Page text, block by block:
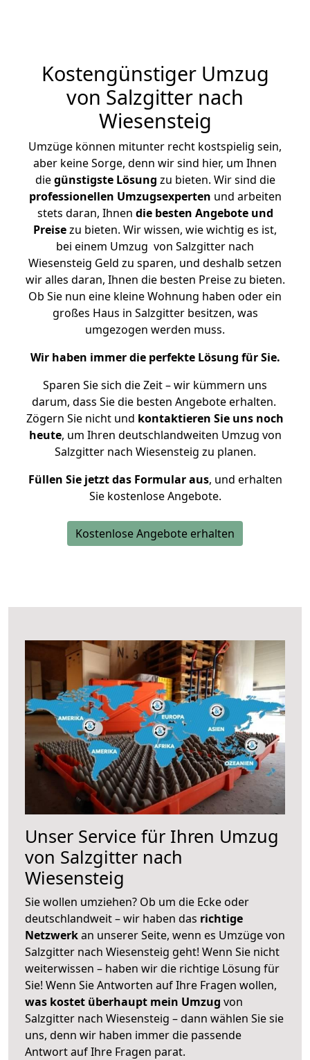
Kostengünstiger Umzug
von Salzgitter nach
Wiesensteig
Umzüge können mitunter recht kostspielig sein,
aber keine Sorge, denn wir sind hier, um Ihnen
diegünstigste Lösung zu bieten. Wir sind die
professionellen Umzugsexperten und arbeiten
stets daran, Ihnen die besten Angebote und
Preisezu bieten. Wir wissen, wie wichtig es ist,
bei einem Umzug von Salzgitter nach
Wiesensteig Geld zu sparen, und deshalb setzen
wir alles daran, Ihnen die besten Preise zu bieten.
Ob Sie nun eine kleine Wohnung haben oder ein
großes Haus in Salzgitter besitzen, was
umgezogen werden muss.
Wir haben immer die perfekte Lösung für Sie.
Sparen Sie sich die Zeit – wir kümmern uns
darum, dass Sie die besten Angebote erhalten.
Zögern Sie nicht und kontaktieren Sie uns noch
heute, um Ihren deutschlandweiten Umzug von
Salzgitter nach Wiesensteig zu planen.
Füllen Sie jetzt das Formular aus, und erhalten
Sie kostenlose Angebote.
Kostenlose Angebote erhalten
Unser Service für Ihren Umzug
von Salzgitter nach
Wiesensteig
Sie wollen umziehen? Ob um die Ecke oder
deutschlandweit – wir haben das richtige
Netzwerkan unserer Seite, wenn es Umzüge von
Salzgitter nach Wiesensteig geht! Wenn Sie nicht
weiterwissen – haben wir die richtige Lösung für
Sie! Wenn Sie Antworten auf Ihre Fragen wollen,
was kostet überhaupt mein Umzug von
Salzgitter nach Wiesensteig – dann wählen Sie sie
uns, denn wir haben immer die passende
Antwort auf Ihre Fragen parat.